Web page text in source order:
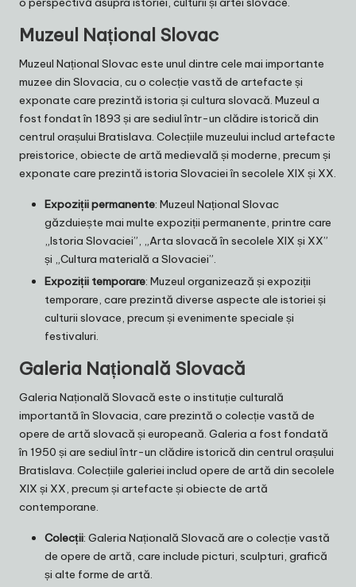
Muzeul Național Slovac
Muzeul Național Slovac este unul dintre cele mai importante
muzee din Slovacia, cu o colecție vastă de artefacte și
exponate care prezintă istoria și cultura slovacă. Muzeul a
fost fondat în 1893 și are sediul într-un clădire istorică din
centrul orașului Bratislava. Colecțiile muzeului includ artefacte
preistorice, obiecte de artă medievală și moderne, precum și
exponate care prezintă istoria Slovaciei în secolele XIX și XX.
Expoziții permanente: Muzeul Național Slovac
găzduiește mai multe expoziții permanente, printre care
„Istoria Slovaciei”, „Arta slovacă în secolele XIX și XX”
și „Cultura materială a Slovaciei”.
Expoziții temporare: Muzeul organizează și expoziții
temporare, care prezintă diverse aspecte ale istoriei și
culturii slovace, precum și evenimente speciale și
festivaluri.
Galeria Națională Slovacă
Galeria Națională Slovacă este o instituție culturală
importantă în Slovacia, care prezintă o colecție vastă de
opere de artă slovacă și europeană. Galeria a fost fondată
în 1950 și are sediul într-un clădire istorică din centrul orașului
Bratislava. Colecțiile galeriei includ opere de artă din secolele
XIX și XX, precum și artefacte și obiecte de artă
contemporane.
Colecții: Galeria Națională Slovacă are o colecție vastă
de opere de artă, care include picturi, sculpturi, grafică
și alte forme de artă.